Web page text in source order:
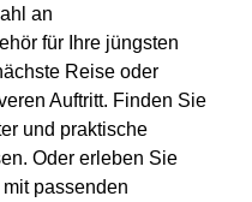
an
für Ihre jüngsten
Reise oder
Auftritt. Finden Sie
und praktische
Oder erleben Sie
passenden